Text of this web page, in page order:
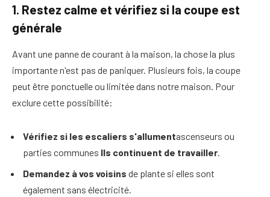
1. Restez calme et vérifiez si la coupe est
générale
Avant une panne de courant à la maison, la chose la plus
importante n'est pas de paniquer. Plusieurs fois, la coupe
peut être ponctuelle ou limitée dans notre maison. Pour
exclure cette possibilité:
Vérifiez si les escaliers s'allumentascenseurs ou
parties communes Ils continuent de travailler.
Demandez à vos voisins de plante si elles sont
également sans électricité.